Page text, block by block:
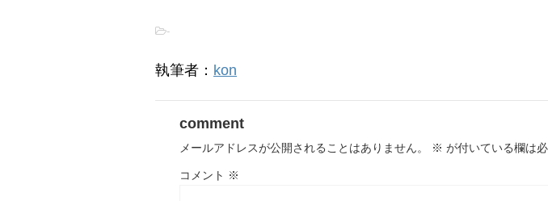
-
執筆者： kon
comment
メールアドレスが公開されることはありません。 ※ が付いている欄は
コメント ※